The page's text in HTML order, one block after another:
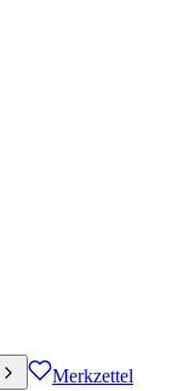
Merkzettel